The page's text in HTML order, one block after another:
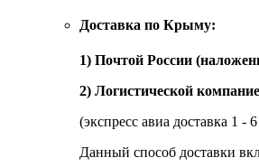
Доставка по Крыму:
1) Почтой России
2) Логистической
(экспресс авиа доставка 1
Данный способ доставки